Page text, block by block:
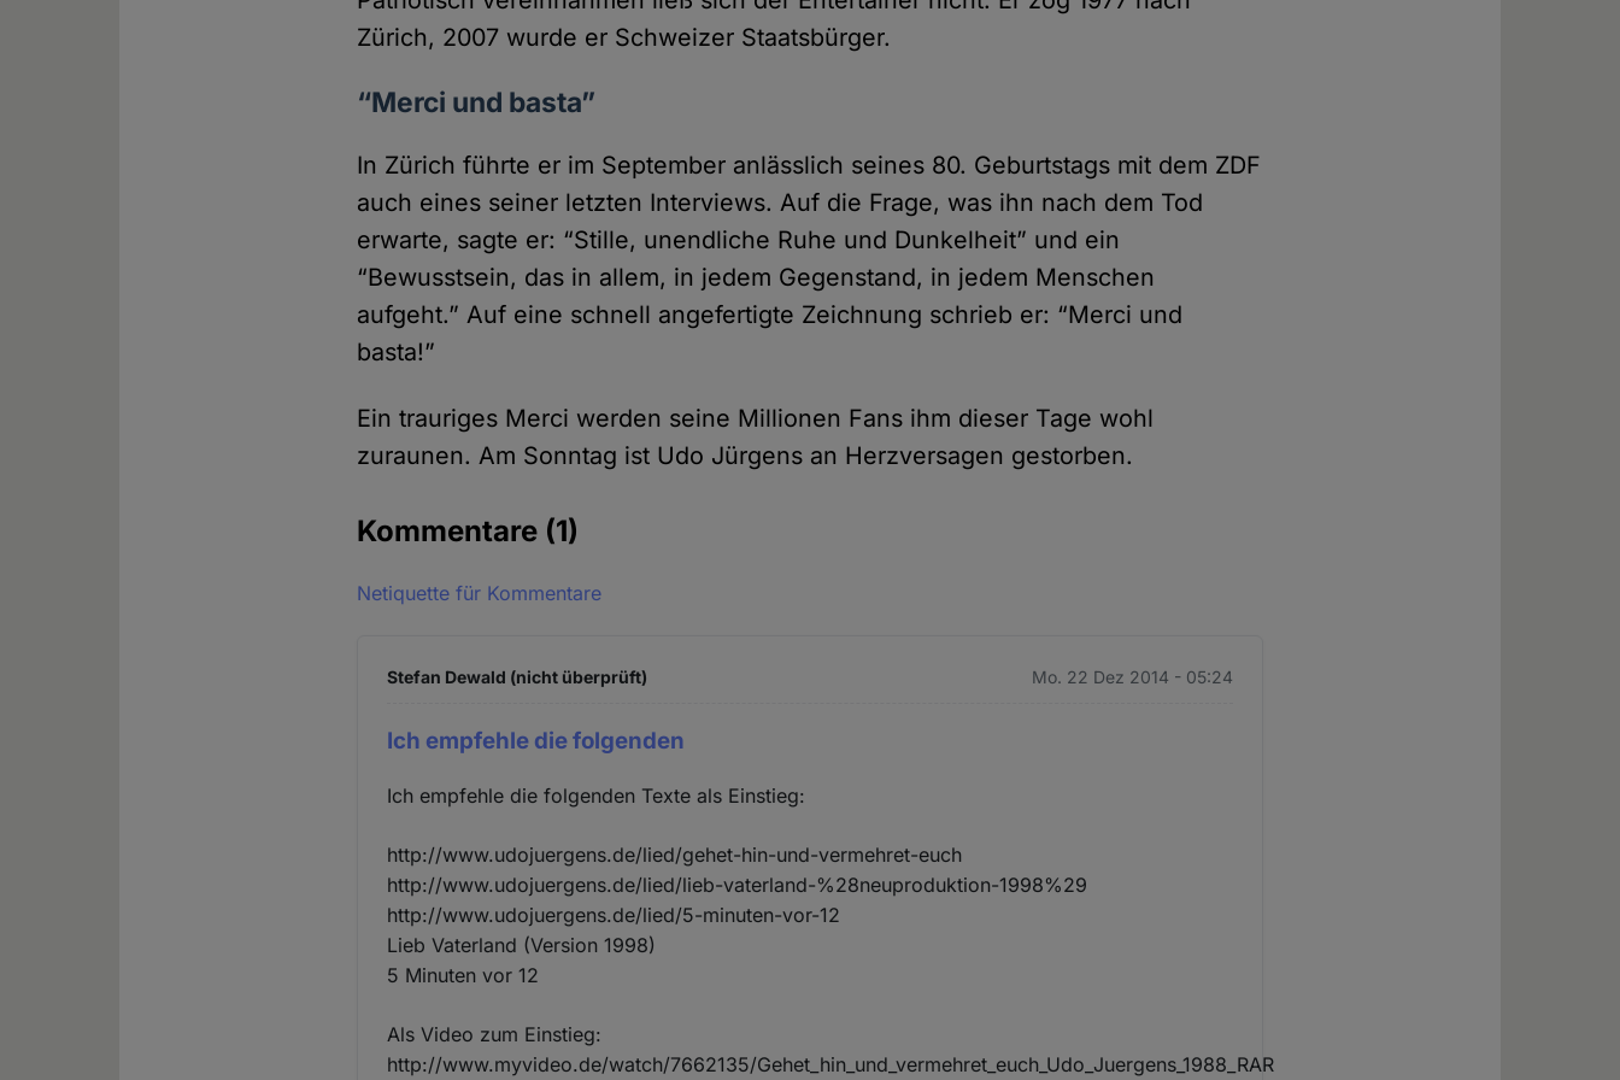
Zürich, 2007 wurde er Schweizer Staatsbürger.
“Merci und basta”
In Zürich führte er im September anlässlich seines 80. Geburtstags mit dem ZDF
auch eines seiner letzten Interviews. Auf die Frage, was ihn nach dem Tod
erwarte, sagte er: “Stille, unendliche Ruhe und Dunkelheit” und ein
“Bewusstsein, das in allem, in jedem Gegenstand, in jedem Menschen
aufgeht.” Auf eine schnell angefertigte Zeichnung schrieb er: “Merci und
basta!”
Ein trauriges Merci werden seine Millionen Fans ihm dieser Tage wohl
zuraunen. Am Sonntag ist Udo Jürgens an Herzversagen gestorben.
Kommentare (1)
Netiquette für Kommentare
Stefan Dewald (nicht überprüft) Mo. 22 Dez 2014 - 05:24
Ich empfehle die folgenden
Ich empfehle die folgenden Texte als Einstieg:
http://www.udojuergens.de/lied/gehet-hin-und-vermehret-euch
http://www.udojuergens.de/lied/lieb-vaterland-%28neuproduktion-1998%29
http://www.udojuergens.de/lied/5-minuten-vor-12
Lieb Vaterland (Version 1998)
5 Minuten vor 12
Als Video zum Einstieg:
http://www.myvideo.de/watch/7662135/Gehet_hin_und_vermehret_euch_Udo_Juergens_1988_RAR